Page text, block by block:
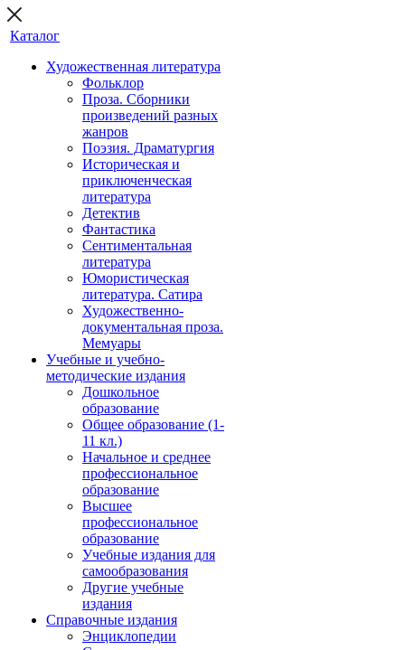
Каталог
Художественная литература
Фольклор
Проза. Сборники
произведений разных
жанров
Поэзия. Драматургия
Историческая и
приключенческая
литература
Детектив
Фантастика
Сентиментальная
литература
Юмористическая
литература. Сатира
Художественно-
документальная проза.
Мемуары
Учебные и учебно-
методические издания
Дошкольное
образование
Общее образование (1-
11 кл.)
Начальное и среднее
профессиональное
образование
Высшее
профессиональное
образование
Учебные издания для
самообразования
Другие учебные
издания
Справочные издания
Энциклопедии